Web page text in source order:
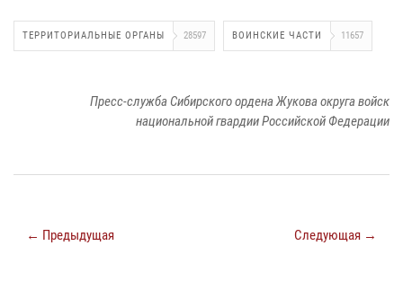
ТЕРРИТОРИАЛЬНЫЕ ОРГАНЫ 28597 ВОИНСКИЕ ЧАСТИ 11657
Пресс-служба Сибирского ордена Жукова округа войск
национальной гвардии Российской Федерации
← Предыдущая Следующая →